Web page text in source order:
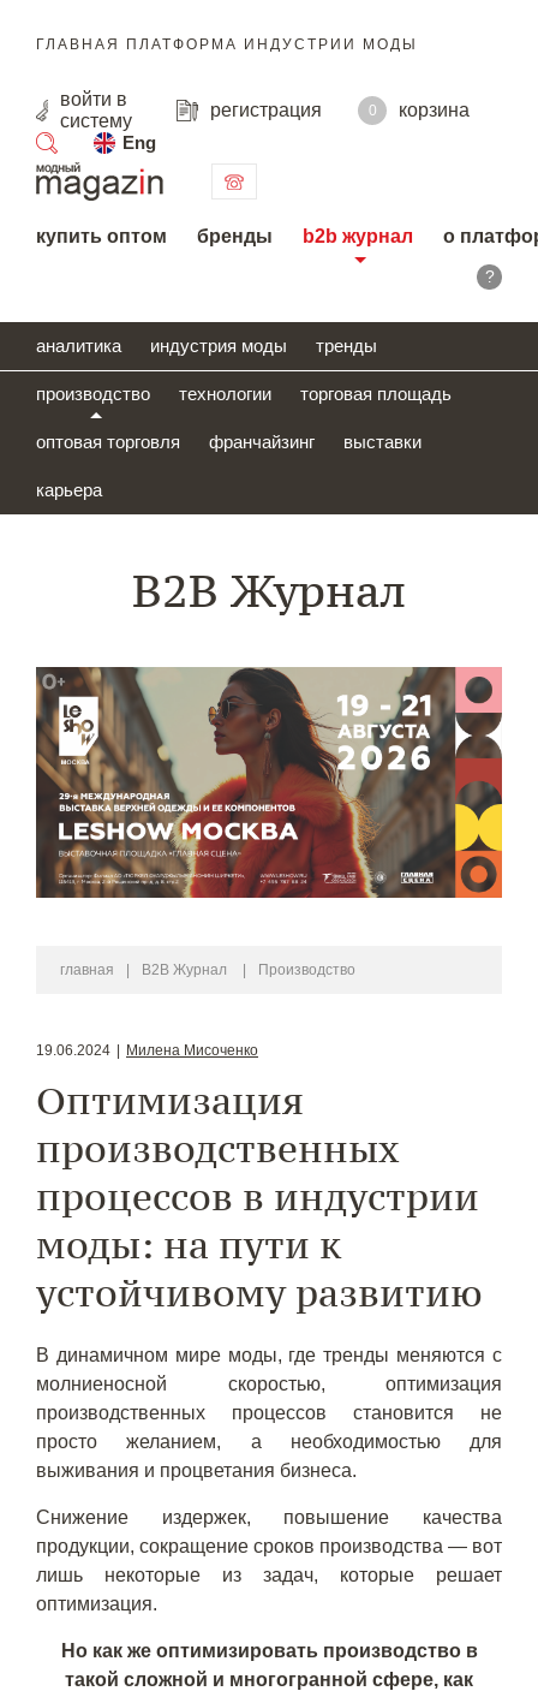
ГЛАВНАЯ ПЛАТФОРМА ИНДУСТРИИ МОДЫ
войти в
систему
регистрация 0
корзина
Eng
поиск
купить оптом бренды b2b журнал о
?
аналитика индустрия моды тренды
производство технологии торговая площадь
оптовая торговля франчайзинг выставки
карьера
B2B Журнал
главная B2B Журнал Производство
19.06.2024 Милена Мисоченко
Оптимизация
производственных
процессов в индустрии
моды: на пути к
устойчивому развитию
В динамичном мире моды, где тренды меняются с
молниеносной скоростью, оптимизация
производственных процессов становится не
просто желанием, а необходимостью для
выживания и процветания бизнеса.
Снижение издержек, повышение качества
продукции, сокращение сроков производства — вот
лишь некоторые из задач, которые решает
оптимизация.
Но как же оптимизировать производство в
такой сложной и многогранной сфере, как